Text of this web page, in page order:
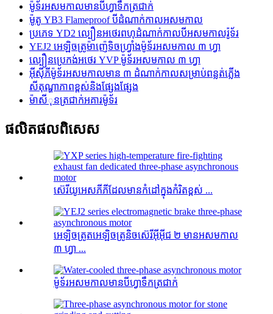
ម៉ូទ័រអសមកាលមានបីហ្វាទឹកត្រជាក់
ម៉ូតូ YB3 Flameproof បីដំណាក់កាលអសមកាល
ប្រភេទ YD2 ល្បឿនអថេរពហុដំណាក់កាលបីអសមកាលរ៉ូទ័រ
YEJ2 អេឡិចត្រូម៉ាញ៉េទិចហ្វ្រាំងម៉ូទ័រអសមកាល ៣ ហ្វា
ល្បឿនប្រេកង់អថេរ YVP ម៉ូទ័រអសមកាល ៣ ហ្វា
អ៊ីស៊ីភីម៉ូទ័រអសមកាលមាន ៣ ដំណាក់កាលសម្រាប់ពន្លត់ភ្លើង
សីតុណ្ហាភាពខ្ពស់និងផ្សែងផ្សែង
ម៉ាសីុនត្រជាក់អគារម៉ូទ័រ
ផលិតផល​ពិសេស
ស៊េរីយូអេសភីភីដែលមានកំដៅក្នុងកំរិតខ្ពស់ ...
អេឡិចត្រូតអេឡិចត្រូនិចស៊េរីអ៊ីអ៊ីជ ២ មានអសមកាល
៣ ហ្វា ...
ម៉ូទ័រអសមកាលមានបីហ្វាទឹកត្រជាក់